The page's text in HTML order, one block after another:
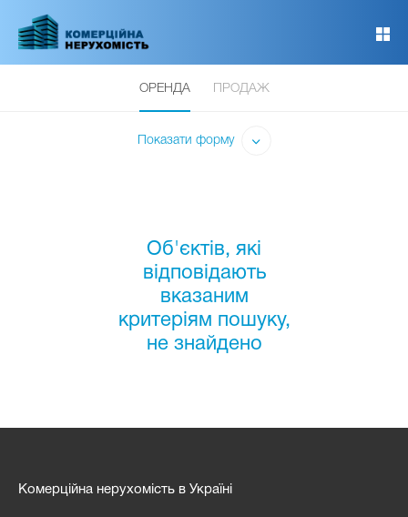
основного
ОРЕНДА ПРОДАЖ
Показати форму
Об'єктів, які
відповідають
вказаним
критеріям пошуку,
не знайдено
Комерційна нерухомість в Україні